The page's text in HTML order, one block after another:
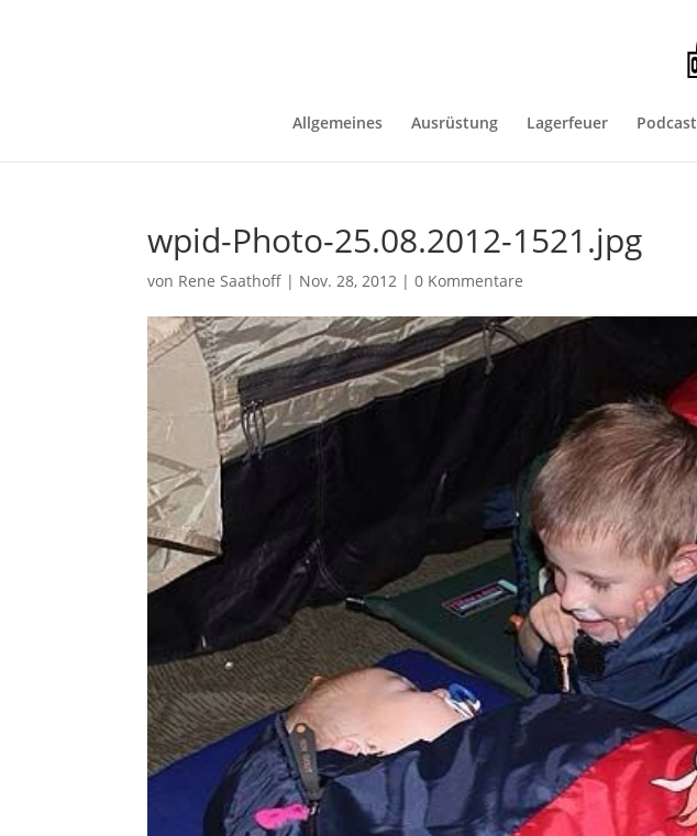
Allgemeines Ausrüstung Lagerfeuer Podcast
wpid-Photo-25.08.2012-1521.jpg
von Rene Saathoff | Nov. 28, 2012 |0 Kommentare